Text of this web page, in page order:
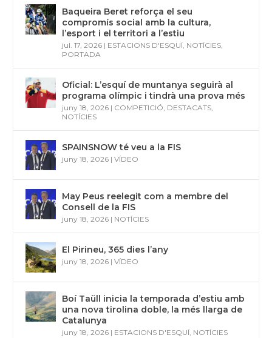
Baqueira Beret reforça el seu
compromís social amb la cultura,
l’esport i el territori a l’estiu
jul. 17, 2026 | ESTACIONS D'ESQUÍ, NOTÍCIES,
PORTADA
Oficial: L’esquí de muntanya seguirà al
programa olímpic i tindrà una prova més
juny 18, 2026 | COMPETICIÓ, DESTACATS,
NOTÍCIES
SPAINSNOW té veu a la FIS
juny 18, 2026 |VÍDEO
May Peus reelegit com a membre del
Consell de la FIS
juny 18, 2026 | NOTÍCIES
El Pirineu, 365 dies l’any
juny 18, 2026 |VÍDEO
Boí Taüll inicia la temporada d’estiu amb
una nova tirolina doble, la més llarga de
Catalunya
juny 18, 2026 | ESTACIONS D'ESQUÍ, NOTÍCIES